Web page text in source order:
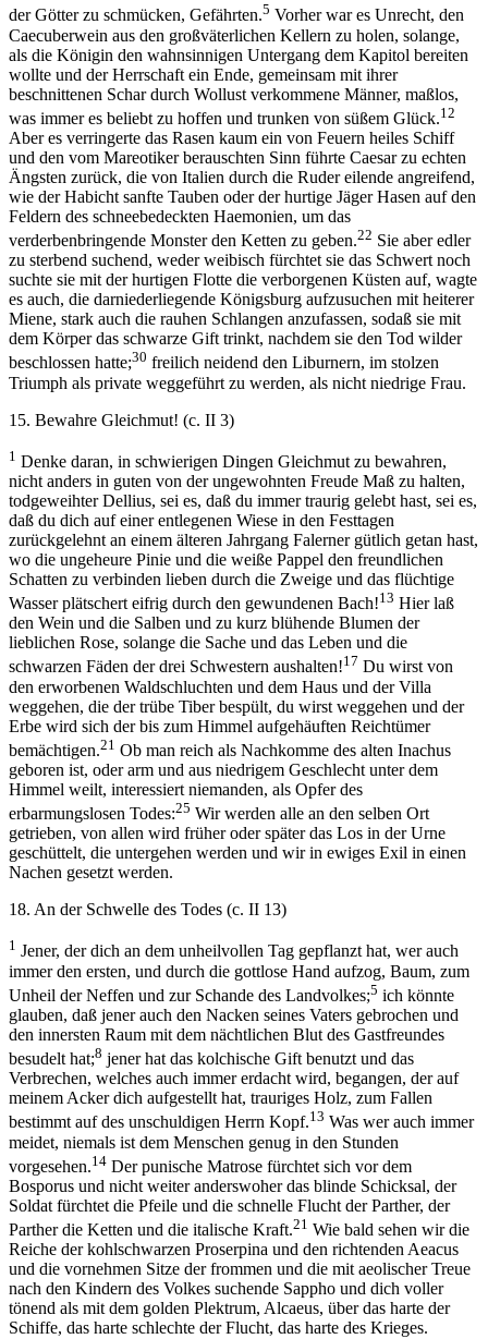
der Götter zu schmücken, Gefährten.5 Vorher war es Unrecht, den
Caecuberwein aus den großväterlichen Kellern zu holen, solange,
als die Königin den wahnsinnigen Untergang dem Kapitol bereiten
wollte und der Herrschaft ein Ende, gemeinsam mit ihrer
beschnittenen Schar durch Wollust verkommene Männer, maßlos,
was immer es beliebt zu hoffen und trunken von süßem Glück.12
Aber es verringerte das Rasen kaum ein von Feuern heiles Schiff
und den vom Mareotiker berauschten Sinn führte Caesar zu echten
Ängsten zurück, die von Italien durch die Ruder eilende angreifend,
wie der Habicht sanfte Tauben oder der hurtige Jäger Hasen auf den
Feldern des schneebedeckten Haemonien, um das
verderbenbringende Monster den Ketten zu geben.22 Sie aber edler
zu sterbend suchend, weder weibisch fürchtet sie das Schwert noch
suchte sie mit der hurtigen Flotte die verborgenen Küsten auf, wagte
es auch, die darniederliegende Königsburg aufzusuchen mit heiterer
Miene, stark auch die rauhen Schlangen anzufassen, sodaß sie mit
dem Körper das schwarze Gift trinkt, nachdem sie den Tod wilder
beschlossen hatte;30 freilich neidend den Liburnern, im stolzen
Triumph als private weggeführt zu werden, als nicht niedrige Frau.
15. Bewahre Gleichmut! (c. II 3)
1 Denke daran, in schwierigen Dingen Gleichmut zu bewahren,
nicht anders in guten von der ungewohnten Freude Maß zu halten,
todgeweihter Dellius, sei es, daß du immer traurig gelebt hast, sei es,
daß du dich auf einer entlegenen Wiese in den Festtagen
zurückgelehnt an einem älteren Jahrgang Falerner gütlich getan hast,
wo die ungeheure Pinie und die weiße Pappel den freundlichen
Schatten zu verbinden lieben durch die Zweige und das flüchtige
Wasser plätschert eifrig durch den gewundenen Bach!13 Hier laß
den Wein und die Salben und zu kurz blühende Blumen der
lieblichen Rose, solange die Sache und das Leben und die
schwarzen Fäden der drei Schwestern aushalten!17 Du wirst von
den erworbenen Waldschluchten und dem Haus und der Villa
weggehen, die der trübe Tiber bespült, du wirst weggehen und der
Erbe wird sich der bis zum Himmel aufgehäuften Reichtümer
bemächtigen.21 Ob man reich als Nachkomme des alten Inachus
geboren ist, oder arm und aus niedrigem Geschlecht unter dem
Himmel weilt, interessiert niemanden, als Opfer des
erbarmungslosen Todes:25 Wir werden alle an den selben Ort
getrieben, von allen wird früher oder später das Los in der Urne
geschüttelt, die untergehen werden und wir in ewiges Exil in einen
Nachen gesetzt werden.
18. An der Schwelle des Todes (c. II 13)
1 Jener, der dich an dem unheilvollen Tag gepflanzt hat, wer auch
immer den ersten, und durch die gottlose Hand aufzog, Baum, zum
Unheil der Neffen und zur Schande des Landvolkes;5 ich könnte
glauben, daß jener auch den Nacken seines Vaters gebrochen und
den innersten Raum mit dem nächtlichen Blut des Gastfreundes
besudelt hat;8 jener hat das kolchische Gift benutzt und das
Verbrechen, welches auch immer erdacht wird, begangen, der auf
meinem Acker dich aufgestellt hat, trauriges Holz, zum Fallen
bestimmt auf des unschuldigen Herrn Kopf.13 Was wer auch immer
meidet, niemals ist dem Menschen genug in den Stunden
vorgesehen.14 Der punische Matrose fürchtet sich vor dem
Bosporus und nicht weiter anderswoher das blinde Schicksal, der
Soldat fürchtet die Pfeile und die schnelle Flucht der Parther, der
Parther die Ketten und die italische Kraft.21 Wie bald sehen wir die
Reiche der kohlschwarzen Proserpina und den richtenden Aeacus
und die vornehmen Sitze der frommen und die mit aeolischer Treue
nach den Kindern des Volkes suchende Sappho und dich voller
tönend als mit dem golden Plektrum, Alcaeus, über das harte der
Schiffe, das harte schlechte der Flucht, das harte des Krieges.